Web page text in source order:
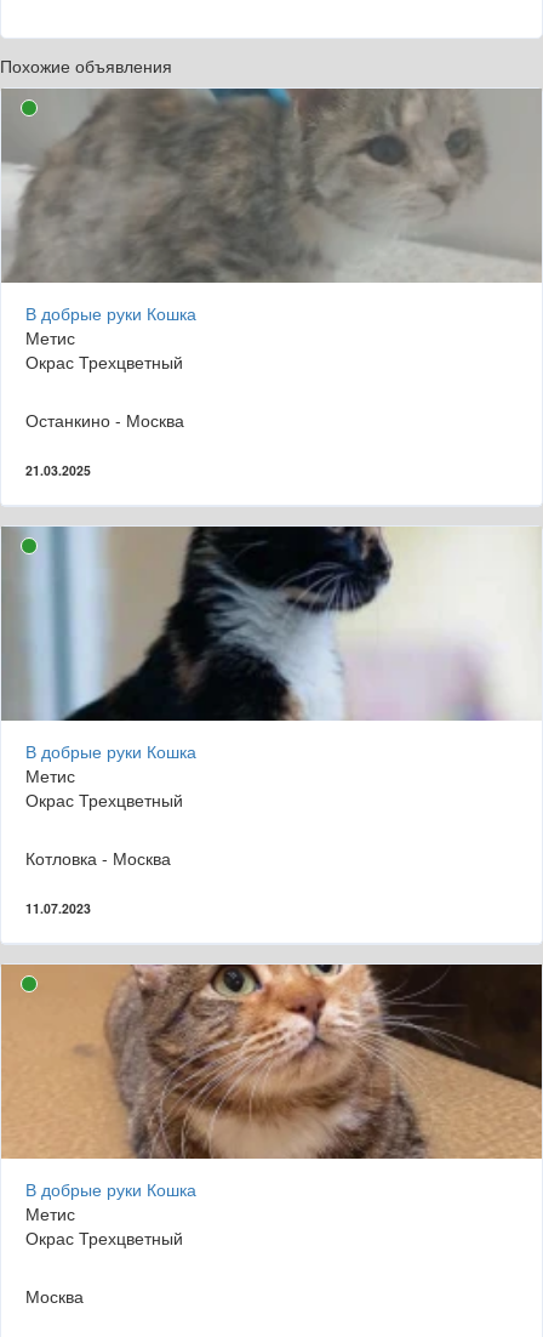
Похожие объявления
В добрые руки Кошка
Метис
Окрас Трехцветный
Останкино - Москва
21.03.2025
В добрые руки Кошка
Метис
Окрас Трехцветный
Котловка - Москва
11.07.2023
В добрые руки Кошка
Метис
Окрас Трехцветный
Москва